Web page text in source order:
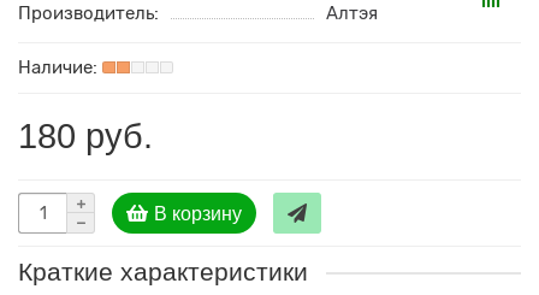
Производитель: Алтэя
180 руб.
В корзину
Краткие характеристики